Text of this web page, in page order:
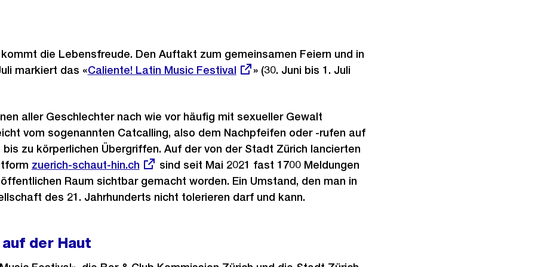
die Lebensfreude. Den Auftakt zum gemeinsamen Feiern und in
markiert das «Externer
Caliente! Latin Music Festival » (30. Juni bis 1. Juli
aller Geschlechter nach wie vor häufig mit sexueller Gewalt
vom sogenannten Catcalling, also dem Nachpfeifen oder -rufen auf
zu körperlichen Übergriffen. Auf der von der Stadt Zürich lancierten
Externer
Link:
zuerich-schaut-hin.ch
sind seit Mai 2021 fast 1700 Meldungen
Raum sichtbar gemacht worden. Ein Umstand, den man in
des 21. Jahrhunderts nicht tolerieren darf und kann.
der Haut